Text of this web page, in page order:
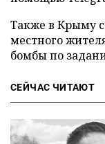
Также в Крыму
местного
бомбы по
СЕЙЧАС ЧИТАЮТ